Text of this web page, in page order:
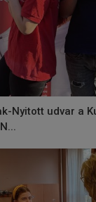
Nyitott udvar a